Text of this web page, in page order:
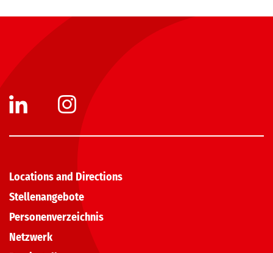
Locations and Directions
Stellenangebote
Personenverzeichnis
Netzwerk